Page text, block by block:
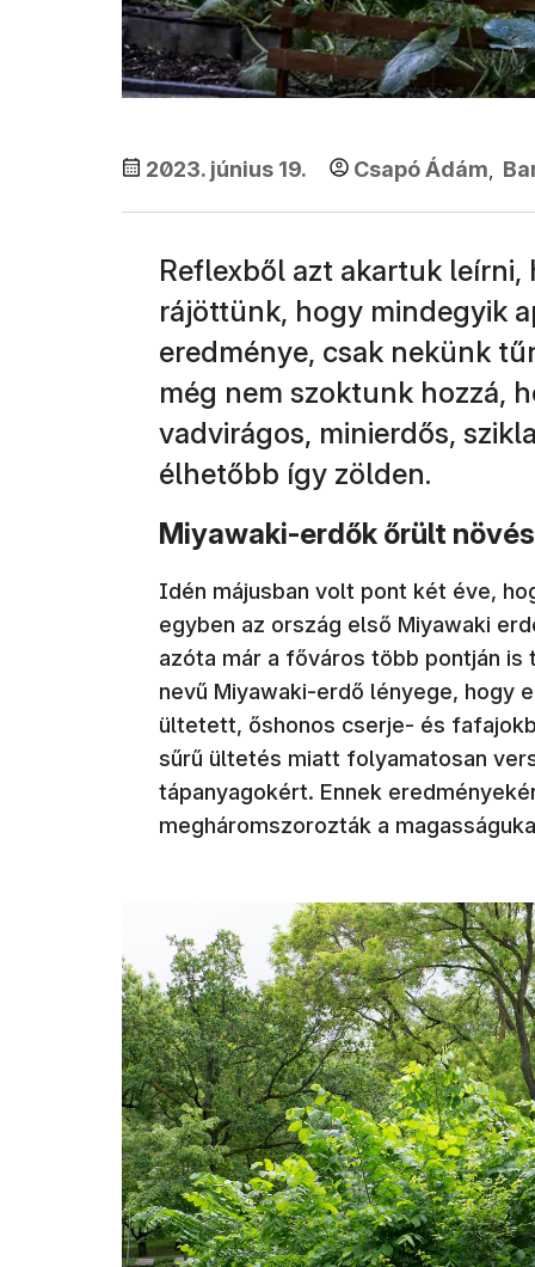
2023. június 19. Csapó Ádám
Reflexből azt akartuk
rájöttünk, hogy mindegyik
eredménye, csak nekünk
még nem szoktunk hozzá,
vadvirágos, minierdős,
élhetőbb így zölden.
Miyawaki-erdők őrült
Idén májusban volt pont két éve,
egyben az ország első Miyawaki
azóta már a főváros több pontján
nevű Miyawaki-erdő lényege, hogy
ültetett, őshonos cserje- és
sűrű ültetés miatt folyamatosan
tápanyagokért. Ennek
megháromszorozták a